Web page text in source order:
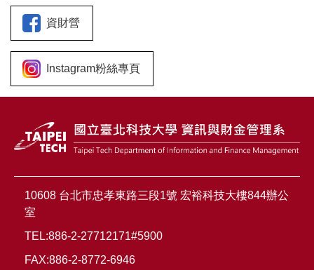
資財營
Instagram粉絲專頁
10608 台北市忠孝東路三段1號 宏裕科技大樓844辦公
室
TEL:886-2-27712171#5900
FAX:886-2-8772-6946